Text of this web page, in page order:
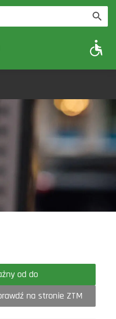
Ważny od do
na stronie ZTM